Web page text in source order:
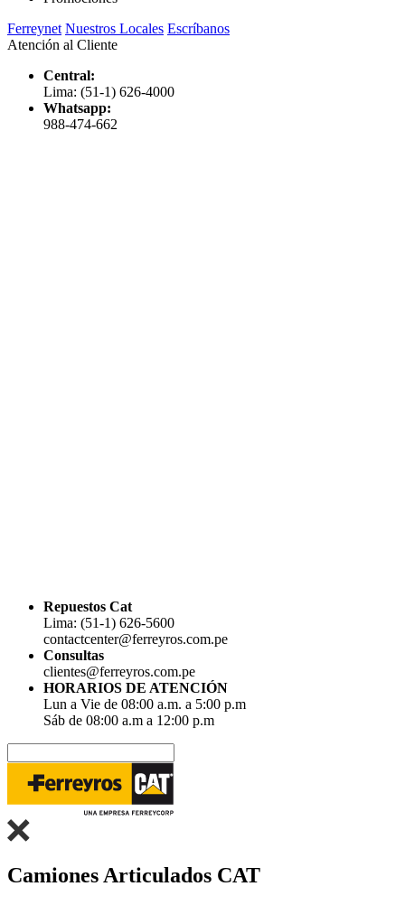
Ferreynet Nuestros Locales Escríbanos
Atención al Cliente
Central:
Lima: (51-1) 626-4000
Whatsapp:
988-474-662
Repuestos Cat
Lima: (51-1) 626-5600
contactcenter@ferreyros.com.pe
Consultas
clientes@ferreyros.com.pe
HORARIOS DE ATENCIÓN
Lun a Vie de 08:00 a.m. a 5:00 p.m
Sáb de 08:00 a.m a 12:00 p.m
Camiones Articulados CAT